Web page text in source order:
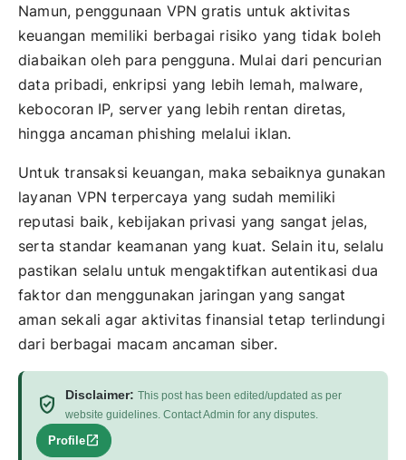
Namun, penggunaan VPN gratis untuk aktivitas
keuangan memiliki berbagai risiko yang tidak boleh
diabaikan oleh para pengguna. Mulai dari pencurian
data pribadi, enkripsi yang lebih lemah, malware,
kebocoran IP, server yang lebih rentan diretas,
hingga ancaman phishing melalui iklan.
Untuk transaksi keuangan, maka sebaiknya gunakan
layanan VPN terpercaya yang sudah memiliki
reputasi baik, kebijakan privasi yang sangat jelas,
serta standar keamanan yang kuat. Selain itu, selalu
pastikan selalu untuk mengaktifkan autentikasi dua
faktor dan menggunakan jaringan yang sangat
aman sekali agar aktivitas finansial tetap terlindungi
dari berbagai macam ancaman siber.
verified_user Disclaimer: This post has been edited/updated as per
website guidelines. Contact Admin for any disputes.
Profileopen_in_new